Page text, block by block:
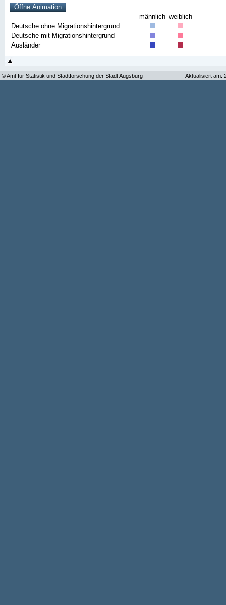
männlich weiblich
Deutsche ohne Migrationshintergrund
Deutsche mit Migrationshintergrund
Ausländer
© Amt für Statistik und Stadtforschung der Stadt Augsburg Aktualisiert am: